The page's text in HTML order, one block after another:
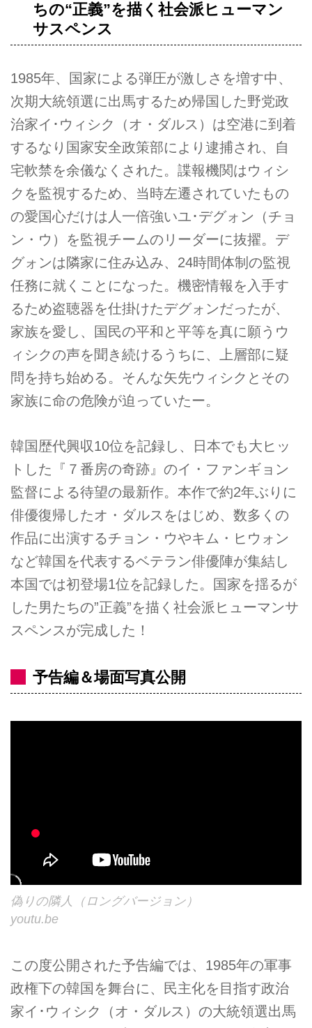
ちの“正義”を描く社会派ヒューマン
サスペンス
1985年、国家による弾圧が激しさを増す中、
次期大統領選に出馬するため帰国した野党政
治家イ･ウィシク（オ・ダルス）は空港に到着
するなり国家安全政策部により逮捕され、自
宅軟禁を余儀なくされた。諜報機関はウィシ
クを監視するため、当時左遷されていたもの
の愛国心だけは人一倍強いユ･デグォン（チョ
ン・ウ）を監視チームのリーダーに抜擢。デ
グォンは隣家に住み込み、24時間体制の監視
任務に就くことになった。機密情報を入手す
るため盗聴器を仕掛けたデグォンだったが、
家族を愛し、国民の平和と平等を真に願うウ
ィシクの声を聞き続けるうちに、上層部に疑
問を持ち始める。そんな矢先ウィシクとその
家族に命の危険が迫っていたー。
韓国歴代興収10位を記録し、日本でも大ヒッ
トした『７番房の奇跡』のイ・ファンギョン
監督による待望の最新作。本作で約2年ぶりに
俳優復帰したオ・ダルスをはじめ、数多くの
作品に出演するチョン・ウやキム・ヒウォン
など韓国を代表するベテラン俳優陣が集結し
本国では初登場1位を記録した。国家を揺るが
した男たちの”正義”を描く社会派ヒューマンサ
スペンスが完成した！
予告編＆場面写真公開
偽りの隣人（ロングバージョン）
youtu.be
この度公開された予告編では、1985年の軍事
政権下の韓国を舞台に、民主化を目指す政治
家イ･ウィシク（オ・ダルス）の大統領選出馬